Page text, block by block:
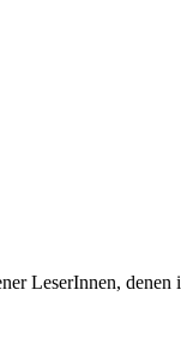
Le­serInnen,